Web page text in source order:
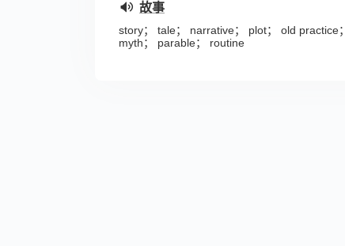
故事
story； tale； narrative； plot； old practice
myth； parable； routine